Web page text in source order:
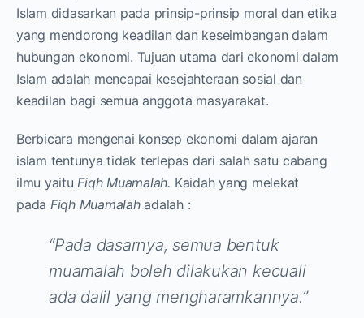
Islam didasarkan pada prinsip-prinsip moral dan etika
yang mendorong keadilan dan keseimbangan dalam
hubungan ekonomi. Tujuan utama dari ekonomi dalam
Islam adalah mencapai kesejahteraan sosial dan
keadilan bagi semua anggota masyarakat.
Berbicara mengenai konsep ekonomi dalam ajaran
islam tentunya tidak terlepas dari salah satu cabang
ilmu yaituFiqh Muamalah. Kaidah yang melekat
pada Fiqh Muamalah adalah :
“Pada dasarnya, semua bentuk
muamalah boleh dilakukan kecuali
ada dalil yang mengharamkannya.”